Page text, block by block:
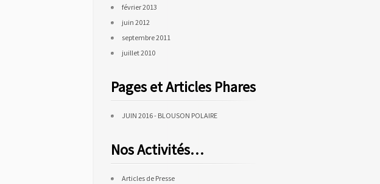
février 2013
juin 2012
septembre 2011
juillet 2010
Pages et Articles Phares
JUIN 2016 - BLOUSON POLAIRE
Nos Activités…
Articles de Presse